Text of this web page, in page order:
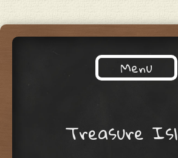
ENGLISH
Un altre blocMenu
Treasure